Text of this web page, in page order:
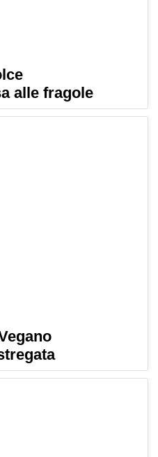
alle fragole